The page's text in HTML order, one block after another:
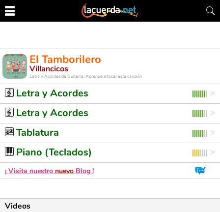
El Tamborilero
Villancicos
Letra y Acordes de Guitarra. Aprende a tocar esta canción
Letra y Acordes
Letra y Acordes
Tablatura
Piano (Teclados)
¡ Visita nuestro nuevo Blog !
Videos